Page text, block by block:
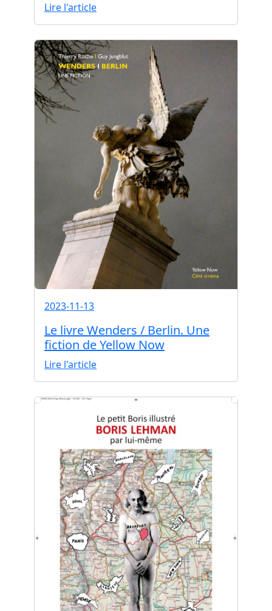
Lire l'article
2023-11-13
Le livre Wenders / Berlin. Une
fiction de Yellow Now
Lire l'article